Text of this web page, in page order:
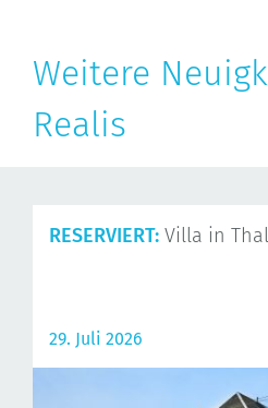
Weitere
Realis
RESERVIERT: Villa in
29. Juli 2026